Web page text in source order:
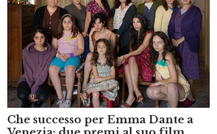
Che successo per Emma Dante a
Venezia: due premi al suo film